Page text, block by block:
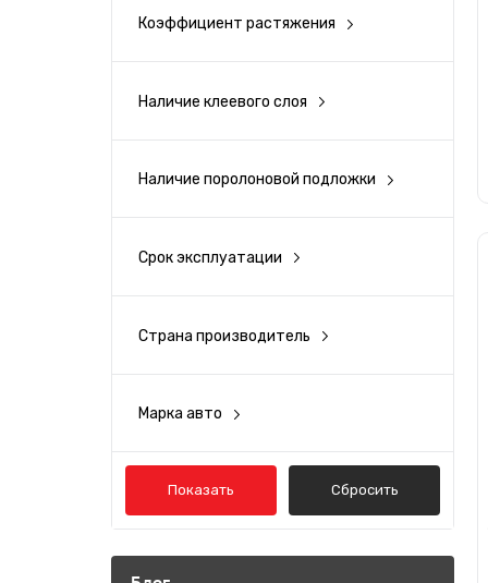
Коричневый
Зеленый
Голубой
Коэффициент растяжения
Наличие клеевого слоя
Наличие поролоновой подложки
Срок эксплуатации
Страна производитель
Марка авто
Показать Сбросить